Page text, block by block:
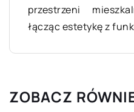
przestrzeni
łącząc estetykę z
ZOBACZ